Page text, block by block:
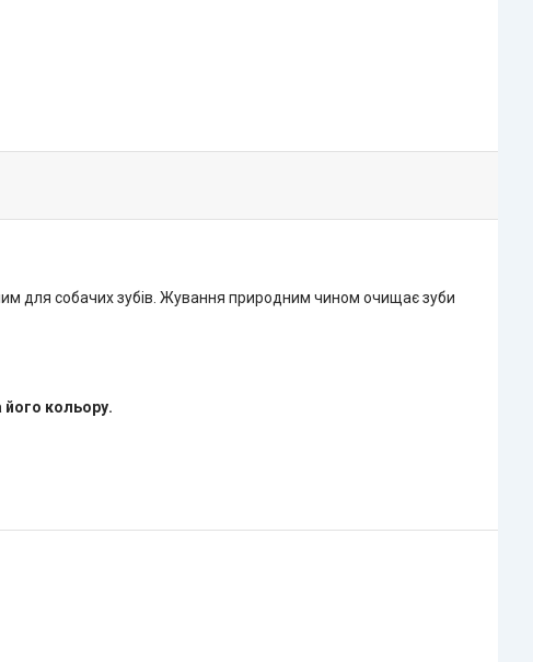
для собачих зубів. Жування природним чином очищає зуби
його кольору.